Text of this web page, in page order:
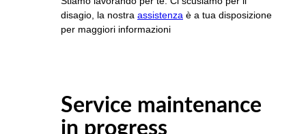
disagio, la nostra assistenza è a tua disposizione
per maggiori informazioni
Service maintenance
in progress